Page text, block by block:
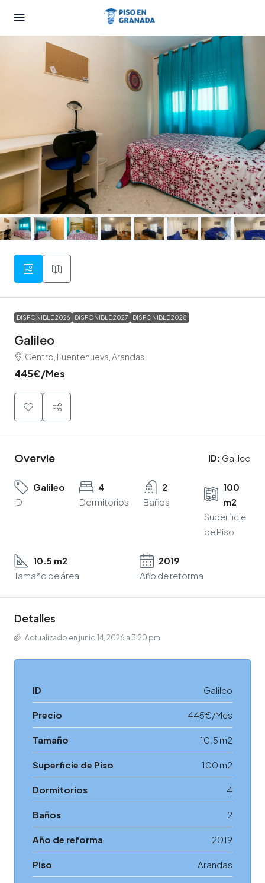
DISPONIBLE 2026 DISPONIBLE 2027 DISPONIBLE 2028
Galileo
Centro, Fuentenueva, Arandas
445€/Mes
Overvie ID: Galileo
Galileo
ID
4
Dormitorios
2
Baños
100
m2
Superficie
de Piso
10.5 m2
Tamaño de área
2019
Año de reforma
Detalles
Actualizado en junio 14, 2026 a 3:20 pm
ID Galileo
Precio 445€/Mes
Tamaño 10.5 m2
Superficie de Piso 100 m2
Dormitorios 4
Baños 2
Año de reforma 2019
Piso Arandas